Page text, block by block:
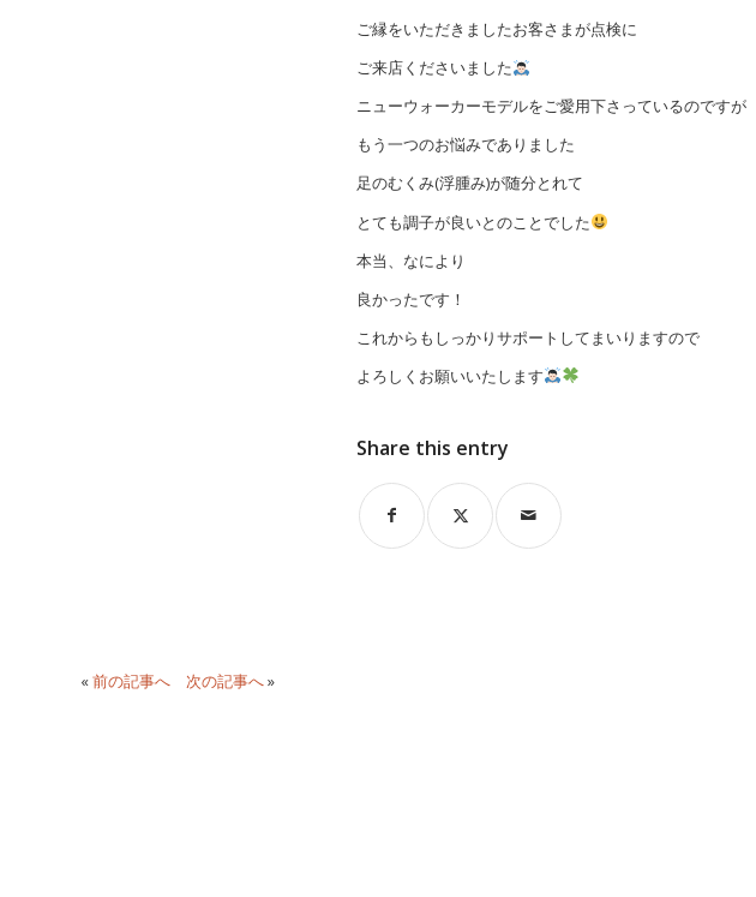
ご縁をいただきましたお客さまが点検に
ご来店くださいました
ニューウォーカーモデルをご愛用下さっているのですが
もう一つのお悩みでありました
足のむくみ(浮腫み)が随分とれて
とても調子が良いとのことでした
本当、なにより
良かったです！
これからもしっかりサポートしてまいりますので
よろしくお願いいたします
Share this entry
«前の記事へ 次の記事へ»